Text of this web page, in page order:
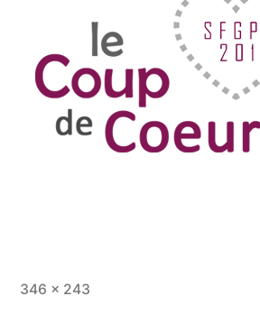
Full
346 × 243